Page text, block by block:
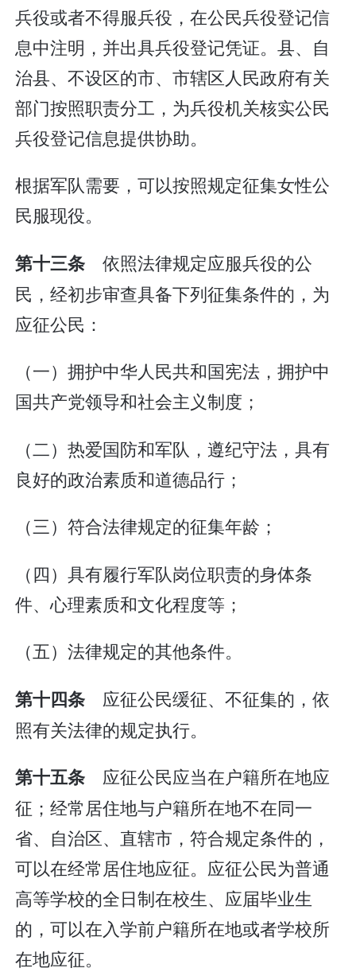
兵役或者不得服兵役，在公民兵役登记信
息中注明，并出具兵役登记凭证。县、自
治县、不设区的市、市辖区人民政府有关
部门按照职责分工，为兵役机关核实公民
兵役登记信息提供协助。
根据军队需要，可以按照规定征集女性公
民服现役。
第十三条 依照法律规定应服兵役的公
民，经初步审查具备下列征集条件的，为
应征公民：
（一）拥护中华人民共和国宪法，拥护中
国共产党领导和社会主义制度；
（二）热爱国防和军队，遵纪守法，具有
良好的政治素质和道德品行；
（三）符合法律规定的征集年龄；
（四）具有履行军队岗位职责的身体条
件、心理素质和文化程度等；
（五）法律规定的其他条件。
第十四条 应征公民缓征、不征集的，依
照有关法律的规定执行。
第十五条 应征公民应当在户籍所在地应
征；经常居住地与户籍所在地不在同一
省、自治区、直辖市，符合规定条件的，
可以在经常居住地应征。应征公民为普通
高等学校的全日制在校生、应届毕业生
的，可以在入学前户籍所在地或者学校所
在地应征。